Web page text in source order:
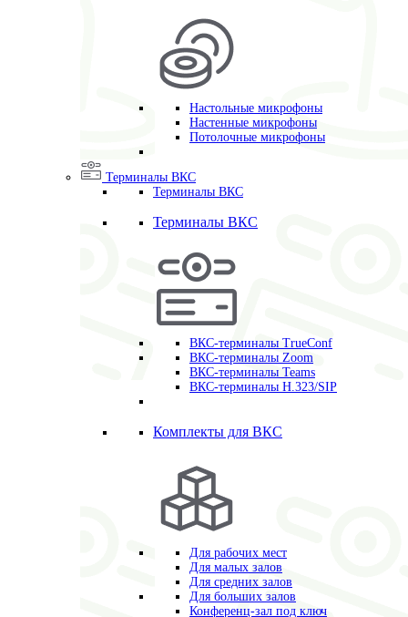
Настольные микрофоны
Настенные микрофоны
Потолочные микрофоны
Терминалы ВКС
Терминалы ВКС
Терминалы ВКС
ВКС-терминалы TrueConf
ВКС-терминалы Zoom
ВКС-терминалы Teams
ВКС-терминалы H.323/SIP
Комплекты для ВКС
Для рабочих мест
Для малых залов
Для средних залов
Для больших залов
Конференц-зал под ключ